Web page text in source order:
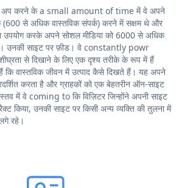
अप करने के a small amount of time में वे अपने
(600 से अधिक वास्तविक संपर्क) करने में सक्षम थे और
करके अपने सोशल मीडिया को 6000 से अधिक
है। उनकी साइट पर फ़ीड। वे constantly powr
से दिखाने के लिए एक दृश्य तरीके के रूप में हैं
कि वास्तविक जीवन में उत्पाद कैसे दिखते हैं। यह अपने
करता है और ग्राहकों को एक बेहतरीन ऑन-साइट
में वे coming to कि विज़िटर जिन्होंने अपनी साइट
किया, उनकी साइट पर किसी अन्य व्यक्ति की तुलना में
रहे।